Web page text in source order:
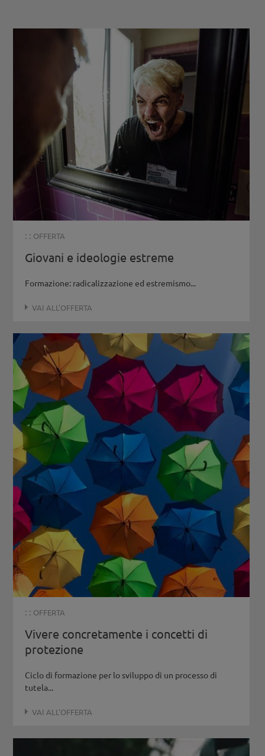
: : OFFERTA
Giovani e ideologie estreme
Formazione: radicalizzazione ed estremismo...
VAI ALL'OFFERTA
: : OFFERTA
Vivere concretamente i concetti di
protezione
Ciclo di formazione per lo sviluppo di un processo di
tutela...
VAI ALL'OFFERTA